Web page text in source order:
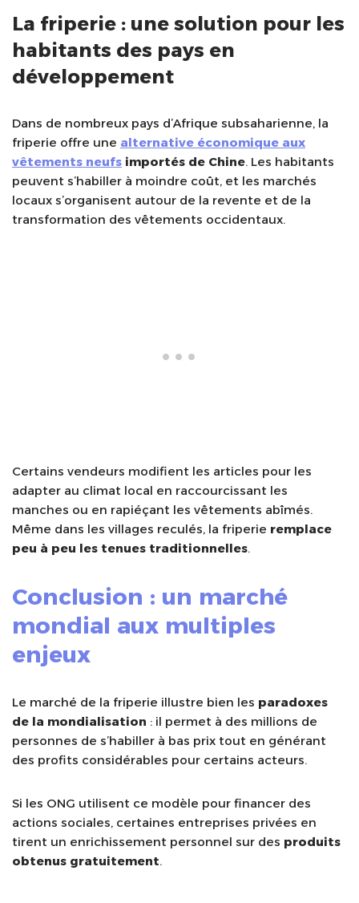
La friperie : une solution pour les
habitants des pays en
développement
Dans de nombreux pays d’Afrique subsaharienne, la
friperie offre une alternative économique aux
vêtements neufs importés de Chine. Les habitants
peuvent s’habiller à moindre coût, et les marchés
locaux s’organisent autour de la revente et de la
transformation des vêtements occidentaux.
Certains vendeurs modifient les articles pour les
adapter au climat local en raccourcissant les
manches ou en rapiéçant les vêtements abîmés.
Même dans les villages reculés, la friperie remplace
peu à peu les tenues traditionnelles.
Conclusion : un marché
mondial aux multiples
enjeux
Le marché de la friperie illustre bien les paradoxes
de la mondialisation : il permet à des millions de
personnes de s’habiller à bas prix tout en générant
des profits considérables pour certains acteurs.
Si les ONG utilisent ce modèle pour financer des
actions sociales, certaines entreprises privées en
tirent un enrichissement personnel sur des produits
obtenus gratuitement.